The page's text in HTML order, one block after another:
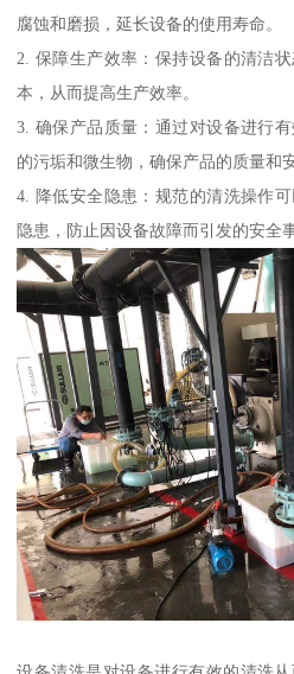
腐蚀和磨损，延长设备的使用寿命。
2. 保障生产效率：保持设备的清洁
本，从而提高生产效率。
3. 确保产品质量：通过对设备进行
的污垢和微生物，确保产品的质量和
4. 降低安全隐患：规范的清洗操作
隐患，防止因设备故障而引发的安全